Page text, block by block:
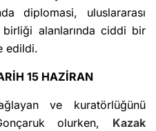
diplomasi, uluslararası
alanlarında ciddi bir
edildi.
15 HAZİRAN
ve kuratörlüğünü
olurken, Kazak